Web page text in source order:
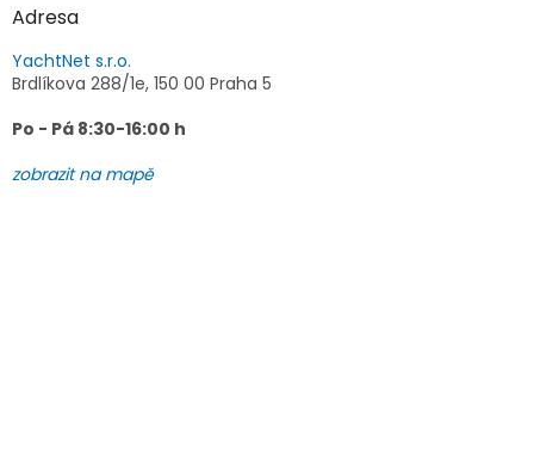
Adresa
YachtNet s.r.o.
Brdlíkova 288/1e, 150 00 Praha 5
Po - Pá 8:30-16:00 h
zobrazit na mapě